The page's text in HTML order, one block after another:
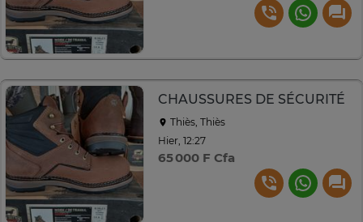
CHAUSSURES DE SÉCURITÉ
Thiès, Thiès
Hier, 12:27
65 000 F Cfa